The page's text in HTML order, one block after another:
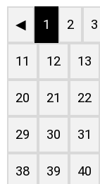
◀ 1 2 3
11 12 13
20 21 22
29 30 31
38 39 40